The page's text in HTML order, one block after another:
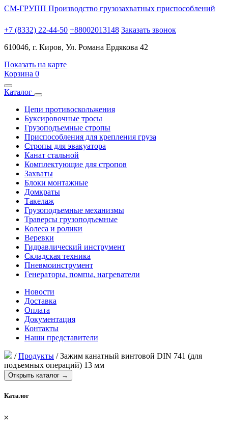
СМ-ГРУПП Производство грузозахватных приспособлений
+7 (8332) 22-44-50 +88002013148 Заказать звонок
610046, г. Киров, Ул. Романа Ердякова 42
Показать на карте
Корзина 0
Каталог
Цепи противоскольжения
Буксировочные тросы
Грузоподъемные стропы
Приспособления для крепления груза
Стропы для эвакуатора
Канат стальной
Комплектующие для стропов
Захваты
Блоки монтажные
Домкраты
Такелаж
Грузоподъемные механизмы
Траверсы грузоподъемные
Колеса и ролики
Веревки
Гидравлический инструмент
Складская техника
Пневмоинструмент
Генераторы, помпы, нагреватели
Новости
Доставка
Оплата
Документация
Контакты
Наши представители
/Продукты /Зажим канатный винтовой DIN 741 (для
подъемных операций) 13 мм
Открыть каталог →
Каталог
𐄂